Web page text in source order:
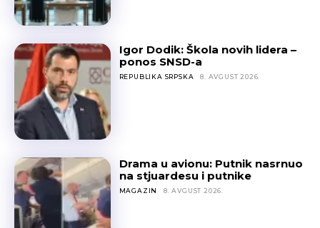
Igor Dodik: Škola novih lidera –
ponos SNSD-a
REPUBLIKA SRPSKA 8. AVGUST 2026.
Drama u avionu: Putnik nasrnuo
na stjuardesu i putnike
MAGAZIN 8. AVGUST 2026.